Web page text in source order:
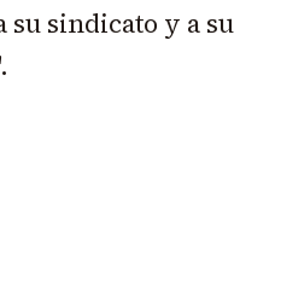
su sindicato y a su